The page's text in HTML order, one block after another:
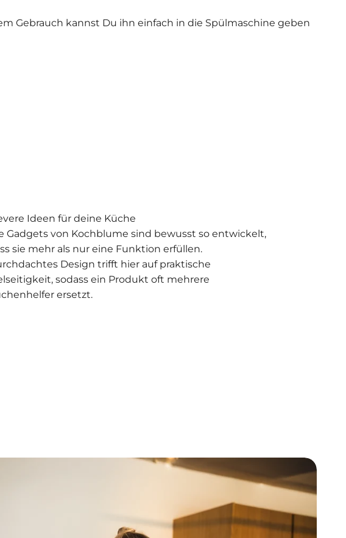
Gebrauch kannst Du ihn einfach in die Spülmaschine geben
Ideen für deine Küche
Gadgets von Kochblume sind bewusst so entwickelt,
sie mehr als nur eine Funktion erfüllen.
Design trifft hier auf praktische
sodass ein Produkt oft mehrere
ersetzt.